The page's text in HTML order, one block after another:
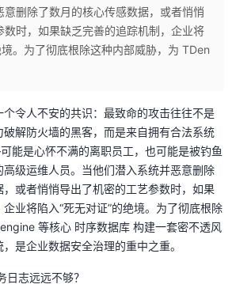
意删除了数月的核心传感数据，或者悄悄
数时，如果缺乏完善的追踪机制，企业将
境。为了彻底根除这种内部威胁，为 TDen
令人不安的共识：最致命的攻击往往不是
解防火墙的黑客，而是来自拥有合法系统
能是心怀不满的离职员工，也可能是被钓鱼
级运维人员。当他们潜入系统并恶意删除
或者悄悄导出了机密的工艺参数时，如果
业将陷入“死无对证”的绝境。为了彻底根除
等核心 时序数据库 构建一套密不透风
是企业数据安全治理的重中之重。
日志远远不够？